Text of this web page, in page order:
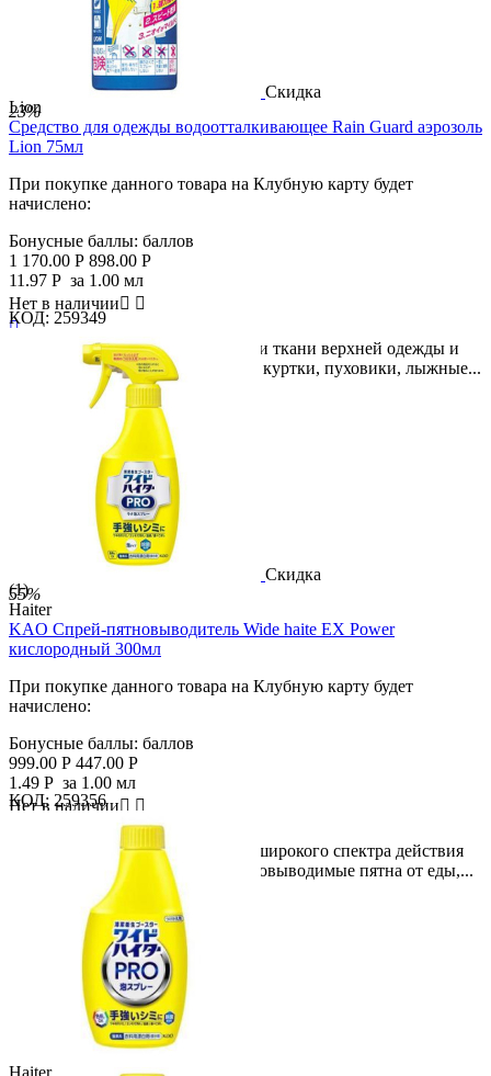
Скидка
23%
Lion
Средство для одежды водоотталкивающее Rain Guard аэрозоль
Lion 75мл
При покупке данного товара на Клубную карту будет
начислено:
Бонусные баллы: баллов
1 170.00 Р 898.00 Р
11.97 Р за 1.00 мл
Нет в наличии 

Спрей применяется для обработки ткани верхней одежды и
обуви. Защищает одежду: плащи, куртки, пуховики, лыжные...
КОД: 259349
Скидка
55%
(1)
Haiter
KAO Спрей-пятновыводитель Wide haite EX Power
кислородный 300мл
При покупке данного товара на Клубную карту будет
начислено:
Бонусные баллы: баллов
999.00 Р 447.00 Р
1.49 Р за 1.00 мл
Нет в наличии 
Кислородный пятновыводитель широкого спектра действия
безопасно и быстро удалит трудновыводимые пятна от еды,...
КОД: 259356
Haiter